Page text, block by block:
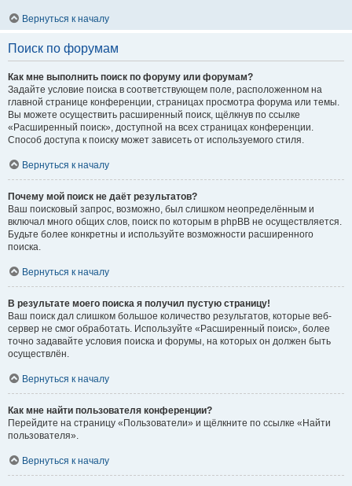
Вернуться к началу
Поиск по форумам
Как мне выполнить поиск по форуму или форумам?
Задайте условие поиска в соответствующем поле, расположенном на
главной странице конференции, страницах просмотра форума или темы.
Вы можете осуществить расширенный поиск, щёлкнув по ссылке
«Расширенный поиск», доступной на всех страницах конференции.
Способ доступа к поиску может зависеть от используемого стиля.
Вернуться к началу
Почему мой поиск не даёт результатов?
Ваш поисковый запрос, возможно, был слишком неопределённым и
включал много общих слов, поиск по которым в phpBB не осуществляется.
Будьте более конкретны и используйте возможности расширенного
поиска.
Вернуться к началу
В результате моего поиска я получил пустую страницу!
Ваш поиск дал слишком большое количество результатов, которые веб-
сервер не смог обработать. Используйте «Расширенный поиск», более
точно задавайте условия поиска и форумы, на которых он должен быть
осуществлён.
Вернуться к началу
Как мне найти пользователя конференции?
Перейдите на страницу «Пользователи» и щёлкните по ссылке «Найти
пользователя».
Вернуться к началу